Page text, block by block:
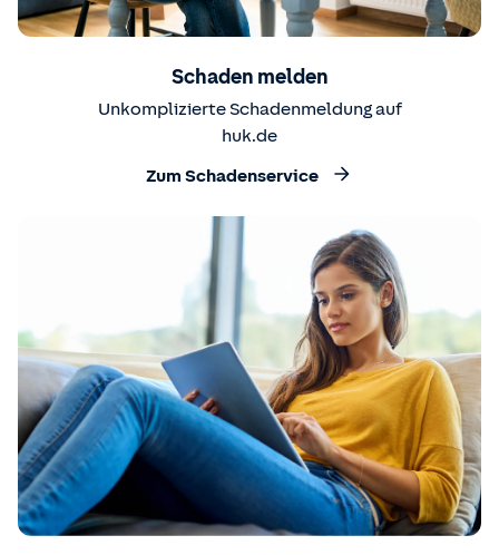
Schaden melden
Unkomplizierte Schadenmeldung auf
huk.de
Zum Schadenservice